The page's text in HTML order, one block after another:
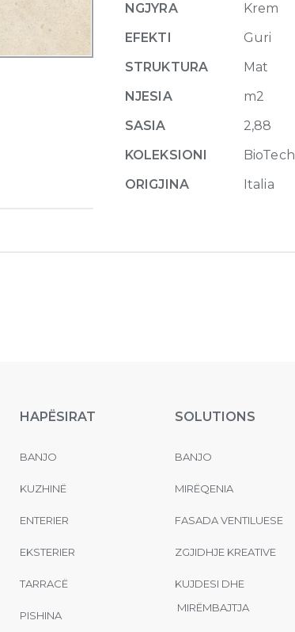
cm
quantity
NGJYRA
Krem
EFEKTI
Guri
STRUKTURA
Mat
NJESIA
m2
SASIA
2,88
KOLEKSIONI
BioTech
ORIGJINA
Italia
HAPËSIRAT
BANJO
KUZHINË
ENTERIER
EKSTERIER
TARRACË
PISHINA
SOLUTIONS
BANJO
MIRËQENIA
FASADA VENTILUESE
ZGJIDHJE KREATIVE
KUJDESI DHE
MIRËMBAJTJA